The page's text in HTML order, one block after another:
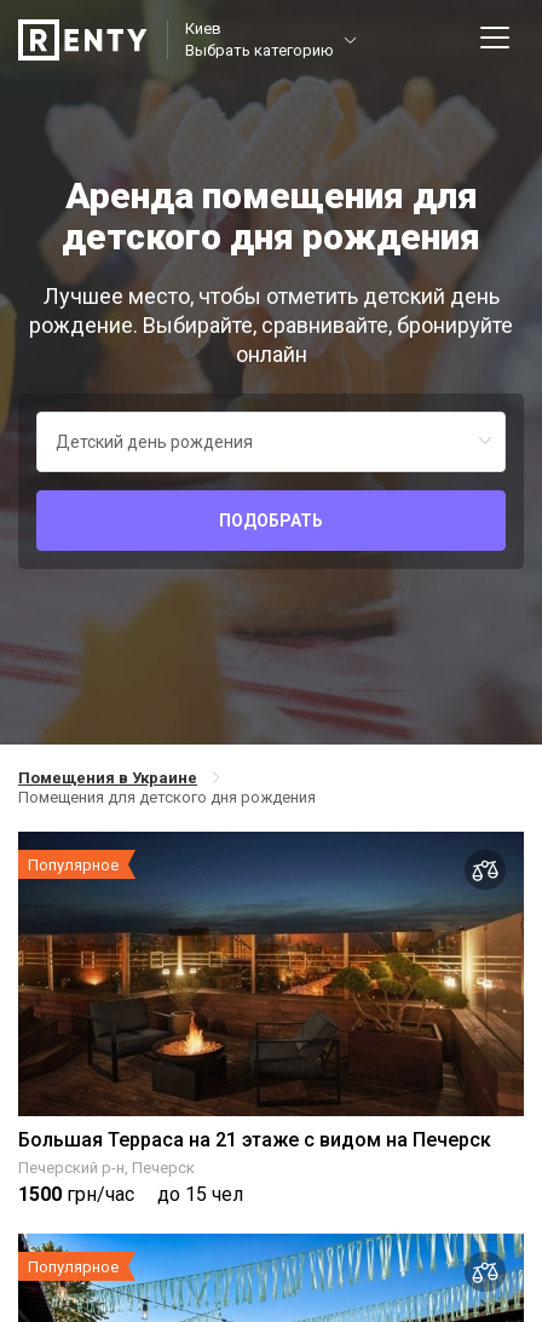
Киев
Выбрать категорию
Аренда помещения для
детского дня рождения
Лучшее место, чтобы отметить детский день
рождение. Выбирайте, сравнивайте, бронируйте
онлайн
ПОДОБРАТЬ
Помещения в Украине
Помещения для детского дня рождения
Популярное
Большая Терраса на 21 этаже с видом на Печерск
Печерский р-н, Печерск
1500 грн/час до 15 чел
Популярное